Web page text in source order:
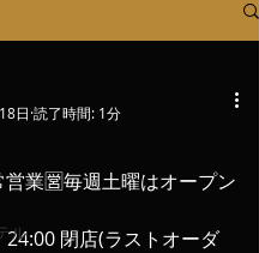
ル
日 読了時間: 1分
業🈺毎週土曜はオープン
24:00 閉店(ラストオーダ